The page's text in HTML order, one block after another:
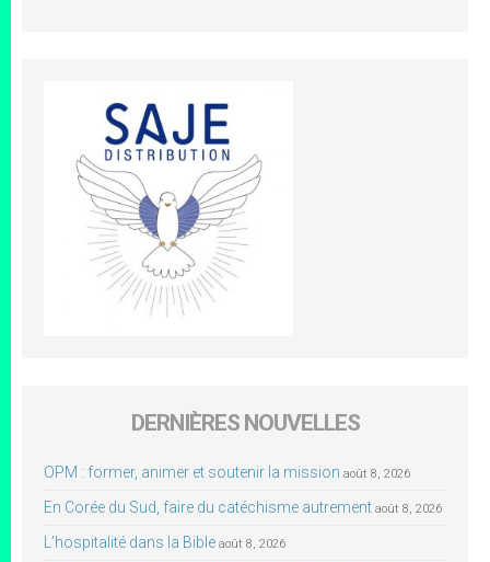
DERNIÈRES NOUVELLES
OPM : former, animer et soutenir la mission août 8, 2026
En Corée du Sud, faire du catéchisme autrement août 8, 2026
L’hospitalité dans la Bible août 8, 2026